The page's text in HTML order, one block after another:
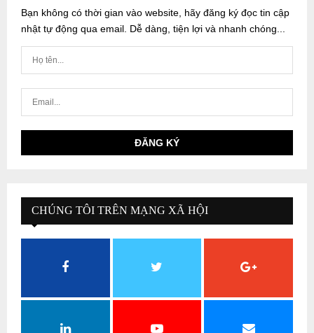
Bạn không có thời gian vào website, hãy đăng ký đọc tin cập
nhật tự động qua email. Dễ dàng, tiện lợi và nhanh chóng...
CHÚNG TÔI TRÊN MẠNG XÃ HỘI